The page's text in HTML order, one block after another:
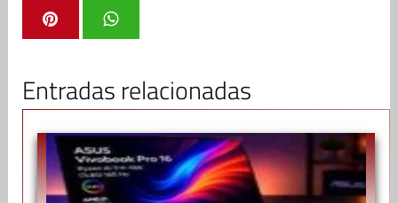
Entradas relacionadas